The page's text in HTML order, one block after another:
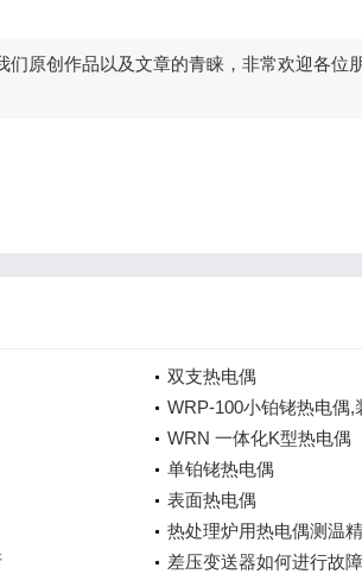
原创作品以及文章的青睐，非常欢迎各位
双支热电偶
WRP-100小铂铑热电偶
WRN 一体化K型热电偶
单铂铑热电偶
表面热电偶
热处理炉用热电偶测温
差压变送器如何进行故